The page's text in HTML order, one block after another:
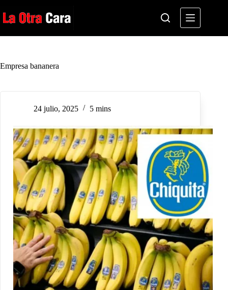
al
contenido
Empresa bananera
24 julio, 2025 5 mins